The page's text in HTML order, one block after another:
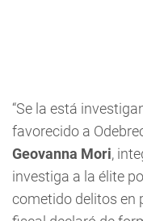
“Se la está
favorecido a
Geovanna Mori,
investiga a la élite
cometido delitos en